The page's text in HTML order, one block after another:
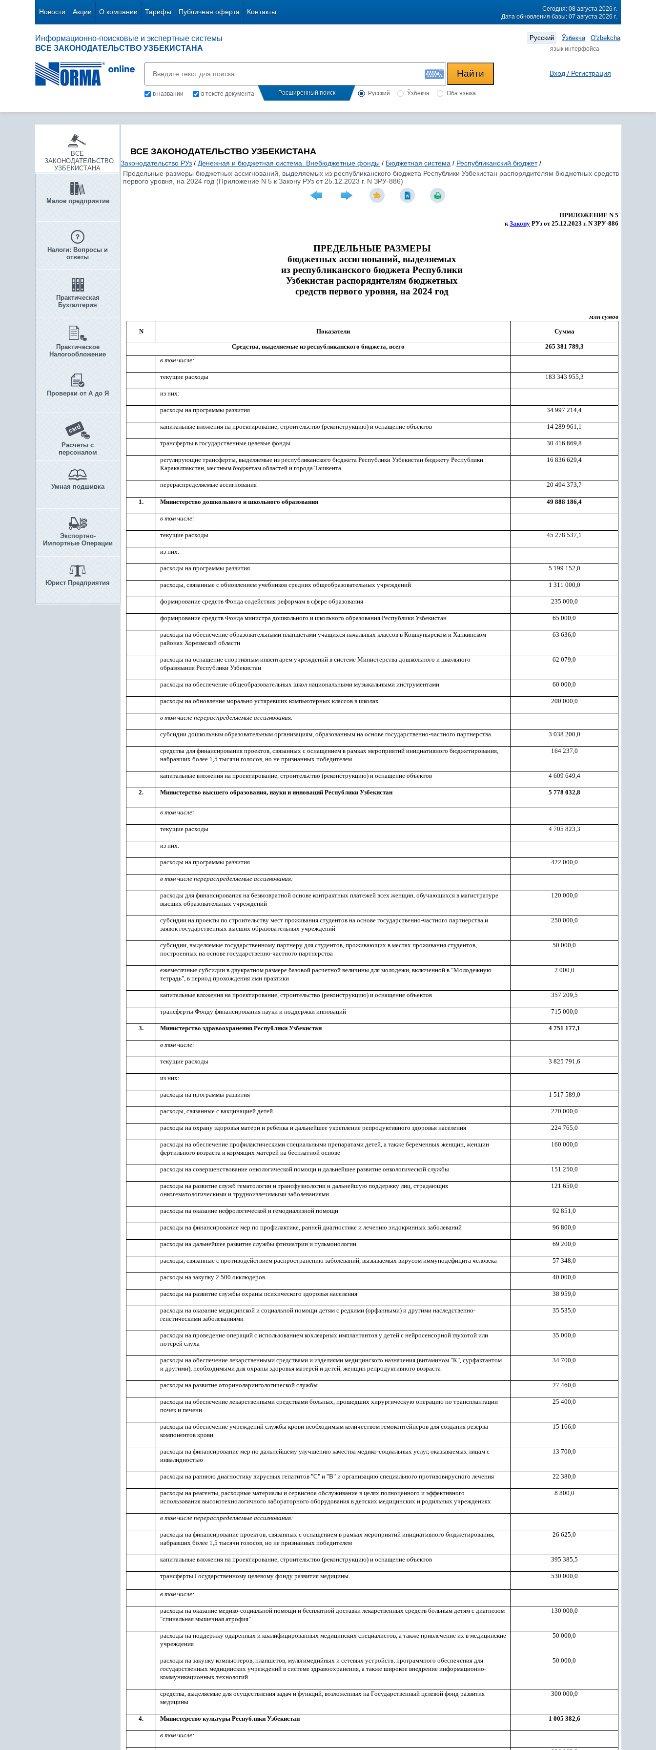
Новости Акции О компании Тарифы Публичная оферта Контакты
Сегодня: 08 августа 2026 г.
Дата обновления базы: 07 августа 2026 г.
Информационно-поисковые и экспертные системы
ВСЕ ЗАКОНОДАТЕЛЬСТВО УЗБЕКИСТАНА
Русский Ўзбекча O'zbekcha
язык интерфейса
в названии в тексте документа Расширенный поиск Русский Ўзбекча Оба языка
Вход / Регистрация
ВСЕ
ЗАКОНОДАТЕЛЬСТВО
УЗБЕКИСТАНА
Малое предприятие
Налоги: Вопросы и
ответы
Практическая
Бухгалтерия
Практическое
Налогообложение
Проверки от А до Я
Расчеты с
персоналом
Умная подшивка
Экспортно-
Импортные Операции
Юрист Предприятия
ВСЕ ЗАКОНОДАТЕЛЬСТВО УЗБЕКИСТАНА
Законодательство РУз / Денежная и бюджетная система. Внебюджетные фонды / Бюджетная система / Республиканский бюджет /
Предельные размеры бюджетных ассигнований, выделяемых из республиканского бюджета Республики Узбекистан распорядителям бюджетных средств
первого уровня, на 2024 год (Приложение N 5 к Закону РУз от 25.12.2023 г. N ЗРУ-886)
ПРИЛОЖЕНИЕ N 5
кЗакону РУз от 25.12.2023 г. N ЗРУ-886
ПРЕДЕЛЬНЫЕ РАЗМЕРЫ
бюджетных ассигнований, выделяемых
из республиканского бюджета Республики
Узбекистан распорядителям бюджетных
средств первого уровня, на 2024 год
млн сумов
N
Показатели Сумма
Средства, выделяемые из республиканского бюджета, всего
265 381 789,3
в том числе:
текущие расходы 183 343 955,3
из них:
расходы на программы развития 34 997 214,4
капитальные вложения на проектирование, строительство (реконструкцию) и оснащение объектов 14 289 961,1
трансферты в государственные целевые фонды 30 416 869,8
регулирующие трансферты, выделяемые из республиканского бюджета Республики Узбекистан бюджету Республики
Каракалпакстан, местным бюджетам областей и города Ташкента
16 836 629,4
перераспределяемые ассигнования 20 494 373,7
1. Министерство дошкольного и школьного образования 49 888 186,4
в том числе:
текущие расходы 45 278 537,1
из них:
расходы на программы развития 5 199 152,0
расходы, связанные с обновлением учебников средних общеобразовательных учреждений 1 311 000,0
формирование средств Фонда содействия реформам в сфере образования 235 000,0
формирование средств Фонда министра дошкольного и школьного образования Республики Узбекистан 65 000,0
расходы на обеспечение образовательными планшетами учащихся начальных классов в Кошкупырском и Ханкинском
районах Хорезмской области
63 636,0
расходы на оснащение спортивным инвентарем учреждений в системе Министерства дошкольного и школьного
образования Республики Узбекистан
62 079,0
расходы на обеспечение общеобразовательных школ национальными музыкальными инструментами 60 000,0
расходы на обновление морально устаревших компьютерных классов в школах 200 000,0
в том числе перераспределяемые ассигнования:
субсидии дошкольным образовательным организациям, образованным на основе государственно-частного партнерства 3 038 200,0
средства для финансирования проектов, связанных с оснащением в рамках мероприятий инициативного бюджетирования,
набравших более 1,5 тысячи голосов, но не признанных победителем
164 237,0
капитальные вложения на проектирование, строительство (реконструкцию) и оснащение объектов 4 609 649,4
2. Министерство высшего образования, науки и инноваций Республики Узбекистан 5 778 032,8
в том числе:
текущие расходы 4 705 823,3
из них:
расходы на программы развития 422 000,0
в том числе перераспределяемые ассигнования:
расходы для финансирования на безвозвратной основе контрактных платежей всех женщин, обучающихся в магистратуре
высших образовательных учреждений
120 000,0
субсидии на проекты по строительству мест проживания студентов на основе государственно-частного партнерства и
заявок государственных высших образовательных учреждений
250 000,0
субсидии, выделяемые государственному партнеру для студентов, проживающих в местах проживания студентов,
построенных на основе государственно-частного партнерства
50 000,0
ежемесячные субсидии в двукратном размере базовой расчетной величины для молодежи, включенной в "Молодежную
тетрадь", в период прохождения ими практики
2 000,0
капитальные вложения на проектирование, строительство (реконструкцию) и оснащение объектов 357 209,5
трансферты Фонду финансирования науки и поддержки инноваций 715 000,0
3. Министерство здравоохранения Республики Узбекистан 4 751 177,1
в том числе:
текущие расходы 3 825 791,6
из них:
расходы на программы развития 1 517 589,0
расходы, связанные с вакцинацией детей 220 000,0
расходы на охрану здоровья матери и ребенка и дальнейшее укрепление репродуктивного здоровья населения 224 765,0
расходы на обеспечение профилактическими специальными препаратами детей, а также беременных женщин, женщин
фертильного возраста и кормящих матерей на бесплатной основе
160 000,0
расходы на совершенствование онкологической помощи и дальнейшее развитие онкологической службы 151 250,0
расходы на развитие служб гематологии и трансфузиологии и дальнейшую поддержку лиц, страдающих
онкогематологическими и трудноизлечимыми заболеваниями
121 650,0
расходы на оказание нефрологической и гемодиализной помощи 92 851,0
расходы на финансирование мер по профилактике, ранней диагностике и лечению эндокринных заболеваний 96 800,0
расходы на дальнейшее развитие службы фтизиатрии и пульмонологии 69 200,0
расходы, связанные с противодействием распространению заболеваний, вызываемых вирусом иммунодефицита человека 57 348,0
расходы на закупку 2 500 окклюдеров 40 000,0
расходы на развитие службы охраны психического здоровья населения 38 959,0
расходы на оказание медицинской и социальной помощи детям с редкими (орфанными) и другими наследственно-
генетическими заболеваниями
35 535,0
расходы на проведение операций с использованием кохлеарных имплантантов у детей с нейросенсорной глухотой или
потерей слуха
35 000,0
расходы на обеспечение лекарственными средствами и изделиями медицинского назначения (витамином "К", сурфактантом
и другими), необходимыми для охраны здоровья матерей и детей, женщин репродуктивного возраста
34 700,0
расходы на развитие оториноларингологической службы 27 460,0
расходы на обеспечение лекарственными средствами больных, прошедших хирургическую операцию по трансплантации
почек и печени
25 400,0
расходы на обеспечение учреждений службы крови необходимым количеством гемоконтейнеров для создания резерва
компонентов крови
15 166,0
расходы на финансирование мер по дальнейшему улучшению качества медико-социальных услуг, оказываемых лицам с
инвалидностью
13 700,0
расходы на раннюю диагностику вирусных гепатитов "С" и "В" и организацию специального противовирусного лечения 22 380,0
расходы на реагенты, расходные материалы и сервисное обслуживание в целях полноценного и эффективного
использования высокотехнологичного лабораторного оборудования в детских медицинских и родильных учреждениях
8 800,0
в том числе перераспределяемые ассигнования:
расходы на финансирование проектов, связанных с оснащением в рамках мероприятий инициативного бюджетирования,
набравших более 1,5 тысячи голосов, но не признанных победителем
26 625,0
капитальные вложения на проектирование, строительство (реконструкцию) и оснащение объектов 395 385,5
трансферты Государственному целевому фонду развития медицины 530 000,0
в том числе:
расходы на оказание медико-социальной помощи и бесплатной доставки лекарственных средств больным детям с диагнозом
"спинальная мышечная атрофия"
130 000,0
расходы на поддержку одаренных и квалифицированных медицинских специалистов, а также привлечение их в медицинские
учреждения
50 000,0
расходы на закупку компьютеров, планшетов, мультимедийных и сетевых устройств, программного обеспечения для
государственных медицинских учреждений в системе здравоохранения, а также широкое внедрение информационно-
коммуникационных технологий
50 000,0
средства, выделяемые для осуществления задач и функций, возложенных на Государственный целевой фонд развития
медицины
300 000,0
4. Министерство культуры Республики Узбекистан 1 005 382,6
в том числе: